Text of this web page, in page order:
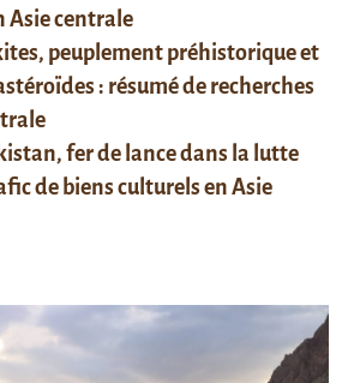
Asie centrale
peuplement préhistorique et
: résumé de recherches
fer de lance dans la lutte
de biens culturels en Asie